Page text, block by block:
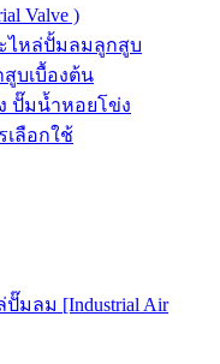
Valve )
ไหล่ปั้มลมลูกสูบ
บเบื้องต้น
ปั๊มน้ำหอยโข่ง
ลือกใช้
มลม [Industrial Air